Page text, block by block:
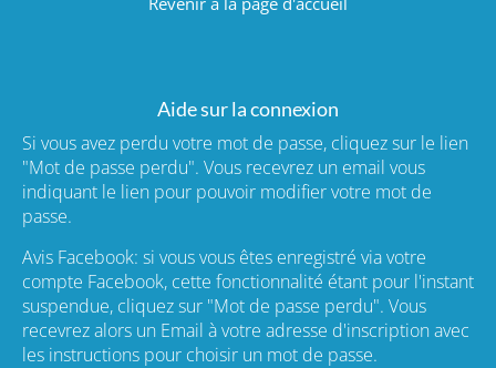
Aide sur la connexion
Si vous avez perdu votre mot de passe, cliquez sur le lien
"Mot de passe perdu". Vous recevrez un email vous
indiquant le lien pour pouvoir modifier votre mot de
passe.
Avis Facebook: si vous vous êtes enregistré via votre
compte Facebook, cette fonctionnalité étant pour l'instant
suspendue, cliquez sur "Mot de passe perdu". Vous
recevrez alors un Email à votre adresse d'inscription avec
les instructions pour choisir un mot de passe.